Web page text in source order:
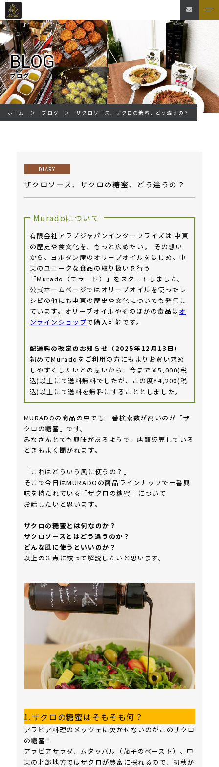
BLOG
ブログ
ホーム ブログ ザクロソース、ザクロの糖蜜、どう違うの？
DIARY
ザクロソース、ザクロの糖蜜、どう違うの？
Muradoについて
有限会社アラブジャパンインタープライズは 中東
の歴史や食文化を、もっと広めたい――。 その想い
から、ヨルダン産のオリーブオイルをはじめ、中
東のユニークな食品の取り扱いを行う
「Murado（モラード）」をスタートしました。
公式ホームページではオリーブオイルを使ったレ
シピの他にも中東の歴史や文化についても発信し
ています。オリーブオイルやそのほかの食品はオ
ンラインショップで購入可能です。
配送料の改定のお知らせ（2025年12月13日）
初めてMuradoをご利用の方にもよりお買い求め
しやすくしたいとの思いから、今まで￥5,000(税
込)以上にて送料無料でしたが、この度¥4,200(税
込)以上にて送料を無料にすることとしました。
MURADOの商品の中でも一番検索数が高いのが「ザ
クロの糖蜜」です。
みなさんとても興味があるようで、店頭販売している
ときもよく聞かれます。
「これはどういう風に使うの？」
そこで今日はMURADOの商品ラインナップで一番興
味を持たれている「ザクロの糖蜜」について
お話したいと思います。
ザクロの糖蜜とは何なのか？
ザクロソースとはどう違うのか？
どんな風に使うといいのか？
以上の３点に絞って解説したいと思います。
1.ザクロの糖蜜はそもそも何？
アラビア料理のメッツェに欠かせないのがこのザクロ
の糖蜜！
アラビアサラダ、ムタッバル（茄子のペースト）、中
東の北部地方ではザクロが豊富に採れるので、初秋か